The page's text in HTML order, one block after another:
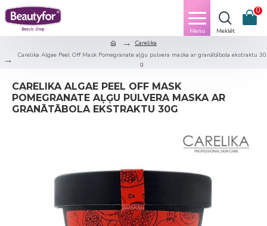
0
Carelika
Carelika Algae Peel Off Mask Pomegranate aļģu pulvera maska ar granātābola ekstraktu 30
g
CARELIKA ALGAE PEEL OFF MASK
POMEGRANATE AĻĢU PULVERA MASKA AR
GRANĀTĀBOLA EKSTRAKTU 30G